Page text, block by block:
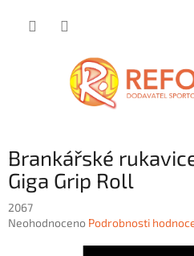
Brankářské
Giga Grip Roll
2067
Průměrné
Neohodnoceno Podrobnosti